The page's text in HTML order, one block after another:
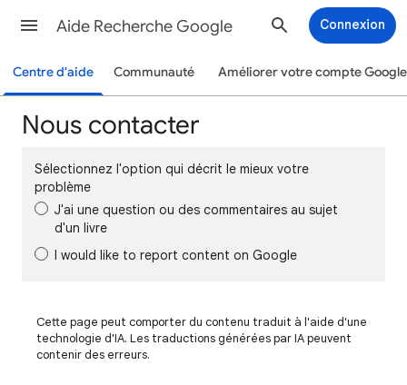
Aide Recherche Google Connexion
Centre d'aide Communauté Améliorer votre compte Google
Nous contacter
Sélectionnez l'option qui décrit le mieux votre
problème
J'ai une question ou des commentaires au sujet
d'un livre
I would like to report content on Google
Cette page peut comporter du contenu traduit à l'aide d'une
technologie d'IA. Les traductions générées par IA peuvent
contenir des erreurs.